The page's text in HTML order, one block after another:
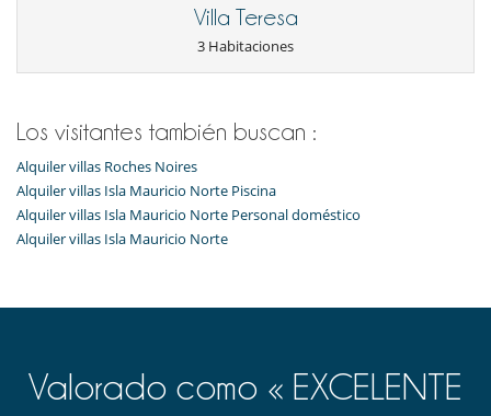
Villa Teresa
3 Habitaciones
Los visitantes también buscan :
Alquiler villas Roches Noires
Alquiler villas Isla Mauricio Norte Piscina
Alquiler villas Isla Mauricio Norte Personal doméstico
Alquiler villas Isla Mauricio Norte
Valorado como « EXCELENTE